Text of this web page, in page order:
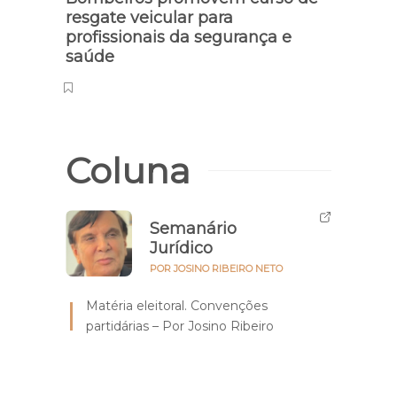
resgate veicular para
profissionais da segurança e
saúde
Coluna
Semanário
Jurídico
POR JOSINO RIBEIRO NETO
Matéria eleitoral. Convenções
partidárias – Por Josino Ribeiro